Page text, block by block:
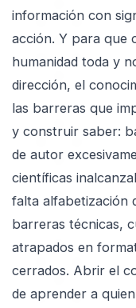
información con
acción. Y para que
humanidad toda y
dirección, el
las barreras que
y construir saber:
de autor
científicas
falta alfabetización
barreras técnicas,
atrapados en
cerrados. Abrir el
de aprender a